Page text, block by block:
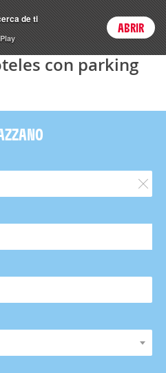
Login
con parking
de ti
ABRIR